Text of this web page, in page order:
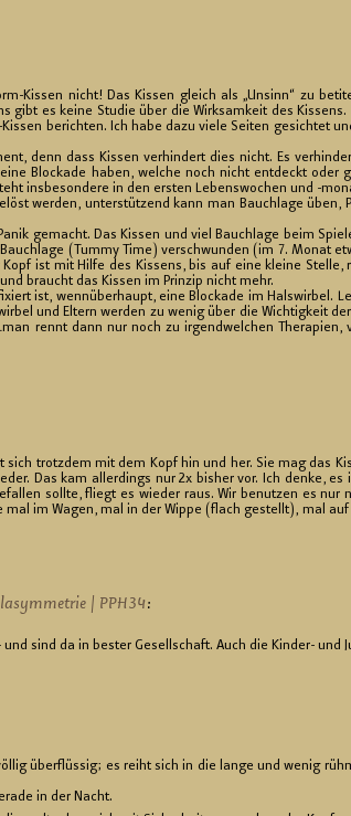
Kis­sen nicht! Das Kis­sen gleich als „Un­sinn“ zu
gibt es keine Stu­die über die Wirk­sam­keit des
be­rich­ten. Ich habe dazu viele Sei­ten ge­sich­tet
denn dass Kis­sen ver­hin­dert dies nicht. Es
Blo­cka­de haben, wel­che noch nicht ent­deckt oder
ins­be­son­de­re in den ers­ten Le­bens­wo­chen und -
wer­den, un­ter­stüt­zend kann man Bauch­la­ge
ge­macht. Das Kis­sen und viel Bauch­la­ge beim
(Tummy Time) ver­schwun­den (im 7. Monat
ist mit Hilfe des Kis­sens, bis auf eine klei­ne Stel­le,
braucht das Kis­sen im Prin­zip nicht mehr.
ist, wenn­über­haupt, eine Blo­cka­de im Hals­wir­bel.
und El­tern wer­den zu wenig über die Wich­tig­keit
rennt dann nur noch zu ir­gend­wel­chen The­ra­pi­en,
trotz­dem mit dem Kopf hin und her. Sie mag das
Das kam al­ler­dings nur 2x bis­her vor. Ich denke, es
soll­te, fliegt es wie­der raus. Wir be­nut­zen es nur
im Wagen, mal in der Wippe (flach ge­stellt), mal
| PPH34:
sind da in bes­ter Ge­sell­schaft. Auch die Kin­der- und
über­flüs­sig; es reiht sich in die lange und wenig
in der Nacht.